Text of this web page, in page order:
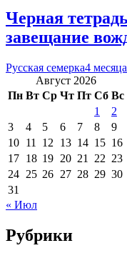
Черная
завещание
Русская семерка4
Август 2026
Пн Вт Ср Чт Пт Сб Вс
1
2
3
4 5 6 7 8
9
10 11 12 13 14 15 16
17 18 19 20 21 22 23
24 25 26 27 28 29 30
31
« Июл
Рубрики